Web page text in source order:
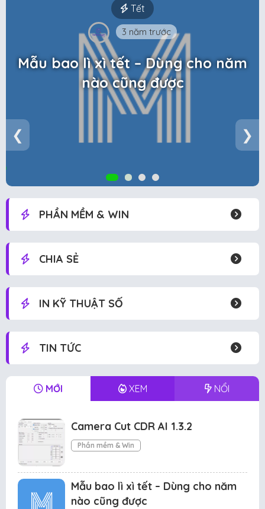
Tết
3 năm trước
Mẫu bao lì xì tết – Dùng cho năm
nào cũng được
❮ ❯
PHẦN MỀM & WIN
CHIA SẺ
IN KỸ THUẬT SỐ
TIN TỨC
MỚI XEM NỔI
Camera Cut CDR AI 1.3.2
Phần mềm & Win
Mẫu bao lì xì tết – Dùng cho năm
nào cũng được